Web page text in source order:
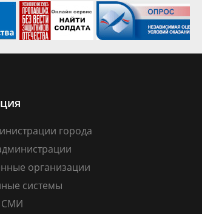
города
организации
системы
СМИ